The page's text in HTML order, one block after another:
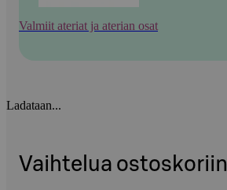
Valmiit ateriat ja aterian osat
Ladataan...
Vaihtelua ostoskoriin